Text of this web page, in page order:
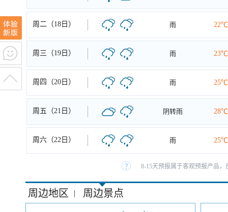
周二（18日） 雨 22℃
周三（19日） 雨 23℃
周四（20日） 雨 25℃
周五（21日） 阴转雨 28℃
周六（22日） 雨 25℃
8-15天预报属于客观预报产品
周边地区 | 周边景点